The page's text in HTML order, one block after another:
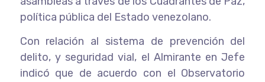
política pública del Estado venezolano.
Con relación al sistema de prevención del
delito, y seguridad vial, el Almirante en Jefe
indicó que de acuerdo con el Observatorio